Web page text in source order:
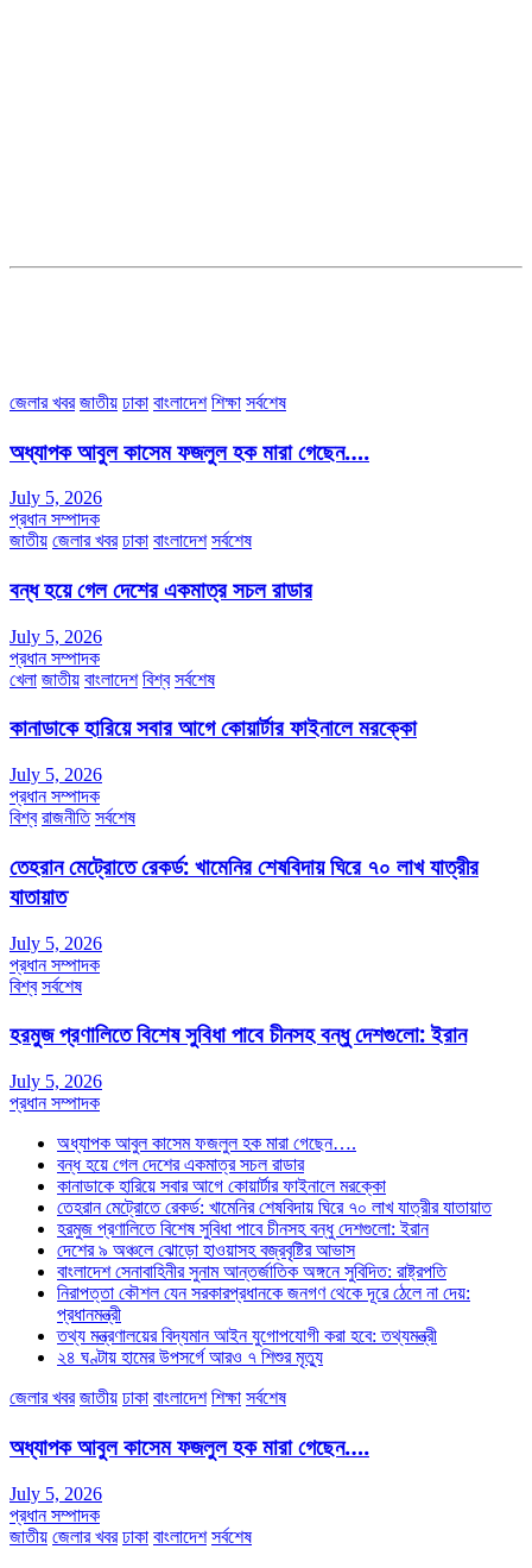
জেলার খবর জাতীয় ঢাকা বাংলাদেশ শিক্ষা সর্বশেষ
অধ্যাপক আবুল কাসেম ফজলুল হক মারা গেছেন….
July 5, 2026
প্রধান সম্পাদক
জাতীয় জেলার খবর ঢাকা বাংলাদেশ সর্বশেষ
বন্ধ হয়ে গেল দেশের একমাত্র সচল রাডার
July 5, 2026
প্রধান সম্পাদক
খেলা জাতীয় বাংলাদেশ বিশ্ব সর্বশেষ
কানাডাকে হারিয়ে সবার আগে কোয়ার্টার ফাইনালে মরক্কো
July 5, 2026
প্রধান সম্পাদক
বিশ্ব রাজনীতি সর্বশেষ
তেহরান মেট্রোতে রেকর্ড: খামেনির শেষবিদায় ঘিরে ৭০ লাখ যাত্রীর
যাতায়াত
July 5, 2026
প্রধান সম্পাদক
বিশ্ব সর্বশেষ
হরমুজ প্রণালিতে বিশেষ সুবিধা পাবে চীনসহ বন্ধু দেশগুলো: ইরান
July 5, 2026
প্রধান সম্পাদক
অধ্যাপক আবুল কাসেম ফজলুল হক মারা গেছেন….
বন্ধ হয়ে গেল দেশের একমাত্র সচল রাডার
কানাডাকে হারিয়ে সবার আগে কোয়ার্টার ফাইনালে মরক্কো
তেহরান মেট্রোতে রেকর্ড: খামেনির শেষবিদায় ঘিরে ৭০ লাখ যাত্রীর যাতায়াত
হরমুজ প্রণালিতে বিশেষ সুবিধা পাবে চীনসহ বন্ধু দেশগুলো: ইরান
দেশের ৯ অঞ্চলে ঝোড়ো হাওয়াসহ বজ্রবৃষ্টির আভাস
বাংলাদেশ সেনাবাহিনীর সুনাম আন্তর্জাতিক অঙ্গনে সুবিদিত: রাষ্ট্রপতি
নিরাপত্তা কৌশল যেন সরকারপ্রধানকে জনগণ থেকে দূরে ঠেলে না দেয়:
প্রধানমন্ত্রী
তথ্য মন্ত্রণালয়ের বিদ্যমান আইন যুগোপযোগী করা হবে: তথ্যমন্ত্রী
২৪ ঘণ্টায় হামের উপসর্গে আরও ৭ শিশুর মৃত্যু
জেলার খবর জাতীয় ঢাকা বাংলাদেশ শিক্ষা সর্বশেষ
অধ্যাপক আবুল কাসেম ফজলুল হক মারা গেছেন….
July 5, 2026
প্রধান সম্পাদক
জাতীয় জেলার খবর ঢাকা বাংলাদেশ সর্বশেষ